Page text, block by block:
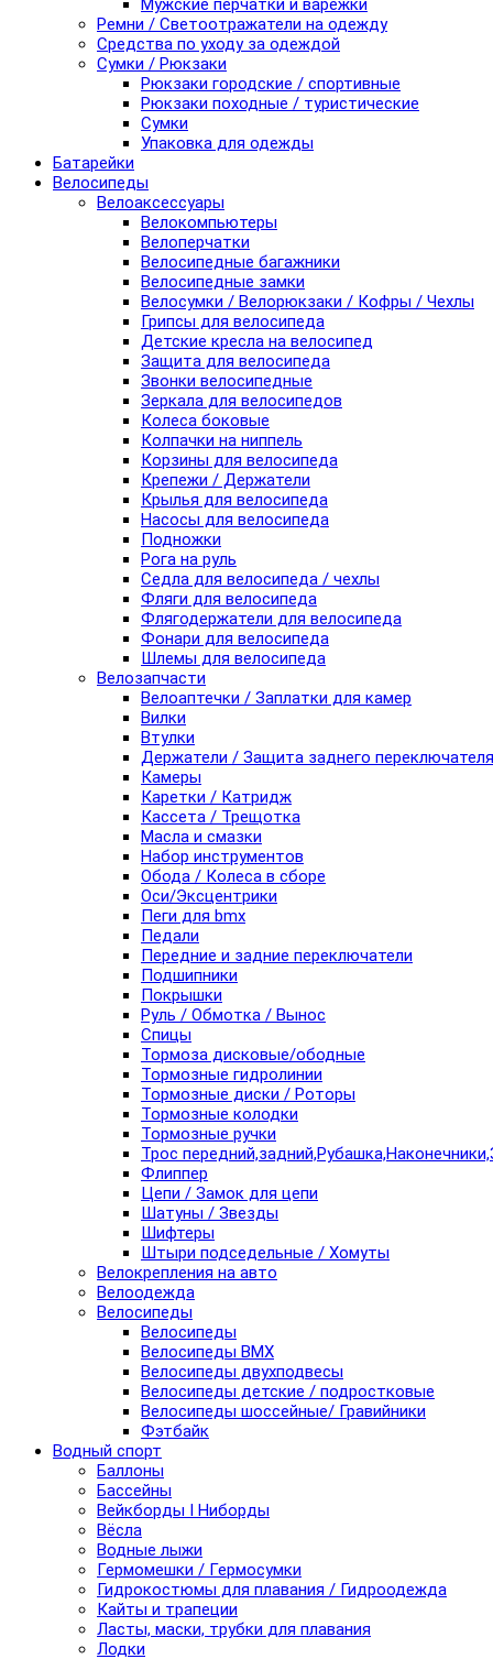
Мужские перчатки и варежки
Ремни / Светоотражатели на одежду
Средства по уходу за одеждой
Сумки / Рюкзаки
Рюкзаки городские / спортивные
Рюкзаки походные / туристические
Сумки
Упаковка для одежды
Батарейки
Велосипеды
Велоаксессуары
Велокомпьютеры
Велоперчатки
Велосипедные багажники
Велосипедные замки
Велосумки / Велорюкзаки / Кофры / Чехлы
Грипсы для велосипеда
Детские кресла на велосипед
Защита для велосипеда
Звонки велосипедные
Зеркала для велосипедов
Колеса боковые
Колпачки на ниппель
Корзины для велосипеда
Крепежи / Держатели
Крылья для велосипеда
Насосы для велосипеда
Подножки
Рога на руль
Седла для велосипеда / чехлы
Фляги для велосипеда
Флягодержатели для велосипеда
Фонари для велосипеда
Шлемы для велосипеда
Велозапчасти
Велоаптечки / Заплатки для камер
Вилки
Втулки
Держатели / Защита заднего переключателя
Камеры
Каретки / Катридж
Кассета / Трещотка
Масла и смазки
Набор инструментов
Обода / Колеса в сборе
Оси/Эксцентрики
Пеги для bmx
Педали
Передние и задние переключатели
Подшипники
Покрышки
Руль / Обмотка / Вынос
Спицы
Тормоза дисковые/ободные
Тормозные гидролинии
Тормозные диски / Роторы
Тормозные колодки
Тормозные ручки
Трос
Флиппер
Цепи / Замок для цепи
Шатуны / Звезды
Шифтеры
Штыри подседельные / Хомуты
Велокрепления на авто
Велоодежда
Велосипеды
Велосипеды
Велосипеды BMX
Велосипеды двухподвесы
Велосипеды детские / подростковые
Велосипеды шоссейные/ Гравийники
Фэтбайк
Водный спорт
Баллоны
Бассейны
Вейкборды I Ниборды
Вёсла
Водные лыжи
Гермомешки / Гермосумки
Гидрокостюмы для плавания / Гидроодежда
Кайты и трапеции
Ласты, маски, трубки для плавания
Лодки